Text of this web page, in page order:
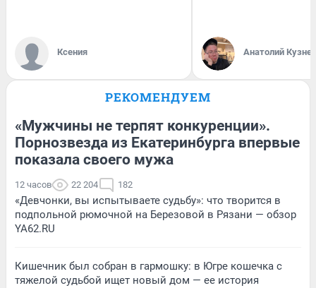
Ксения Анатолий
РЕКОМЕНДУЕМ
«Мужчины не терпят конкуренции».
Порнозвезда из Екатеринбурга впервые
показала своего мужа
12 часов 22 204 182
«Девчонки, вы испытываете судьбу»: что творится в
подпольной рюмочной на Березовой в Рязани — обзор
YA62.RU
Кишечник был собран в гармошку: в Югре кошечка с
тяжелой судьбой ищет новый дом — ее история